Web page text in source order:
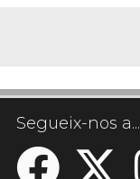
Segueix-nos a...